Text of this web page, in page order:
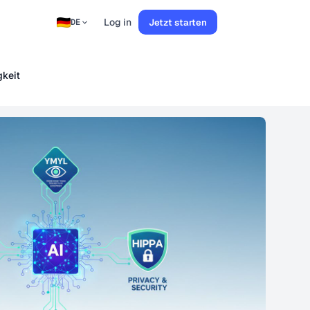
DE Log in Jetzt starten